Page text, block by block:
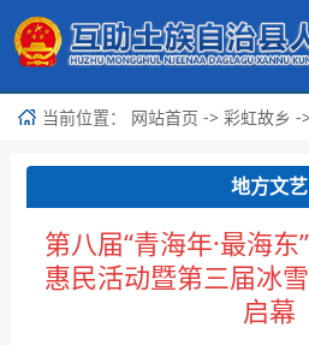
当前位置： 网站首页 -> 彩虹故乡 -
地方文艺
第八届“青海年·最海
惠民活动暨第三届冰
启幕